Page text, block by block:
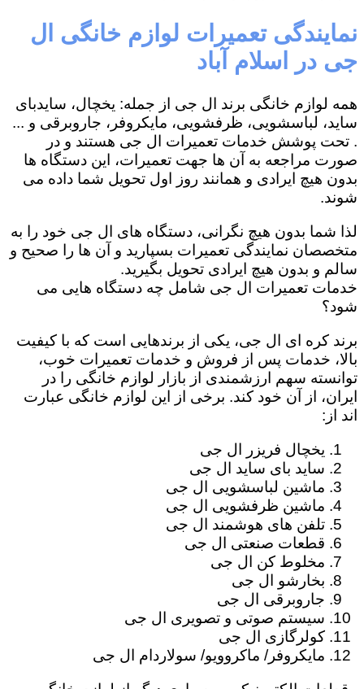
نمایندگی تعمیرات لوازم خانگی ال
جی در اسلام آباد
همه لوازم خانگی برند ال جی از جمله: یخچال، سایدبای
ساید، لباسشویی، ظرفشویی، مایکروفر، جاروبرقی و ...
. تحت پوشش خدمات تعمیرات ال جی هستند و در
صورت مراجعه به آن ها جهت تعمیرات، این دستگاه ها
بدون هیچ ایرادی و همانند روز اول تحویل شما داده می
شوند.
لذا شما بدون هیچ نگرانی، دستگاه های ال جی خود را به
متخصصان نمایندگی تعمیرات بسپارید و آن ها را صحیح و
سالم و بدون هیچ ایرادی تحویل بگیرید.
خدمات تعمیرات ال جی شامل چه دستگاه هایی می
شود؟
برند کره ای ال جی، یکی از برندهایی است که با کیفیت
بالا، خدمات پس از فروش و خدمات تعمیرات خوب،
توانسته سهم ارزشمندی از بازار لوازم خانگی را در
ایران، از آن خود کند. برخی از این لوازم خانگی عبارت
اند از:
یخچال فریزر ال جی
ساید بای ساید ال جی
ماشین لباسشویی ال جی
ماشین ظرفشویی ال جی
تلفن های هوشمند ال جی
قطعات صنعتی ال جی
مخلوط کن ال جی
بخارشو ال جی
جاروبرقی ال جی
سیستم صوتی و تصویری ال جی
کولرگازی ال جی
مایکروفر/ ماکروویو/ سولاردام ال جی